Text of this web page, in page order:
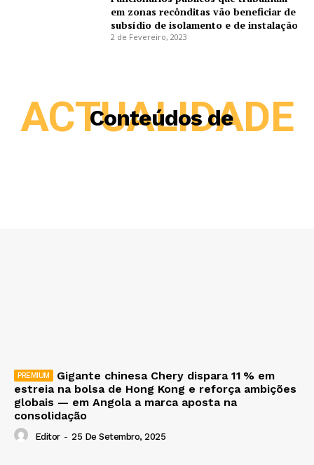
em zonas recônditas vão beneficiar de
subsídio de isolamento e de instalação
2 de Fevereiro, 2023
Conteúdos de
ACTUALIDADE
Gigante chinesa Chery dispara 11 % em
estreia na bolsa de Hong Kong e reforça ambições
globais — em Angola a marca aposta na
consolidação
Editor - 25 De Setembro, 2025